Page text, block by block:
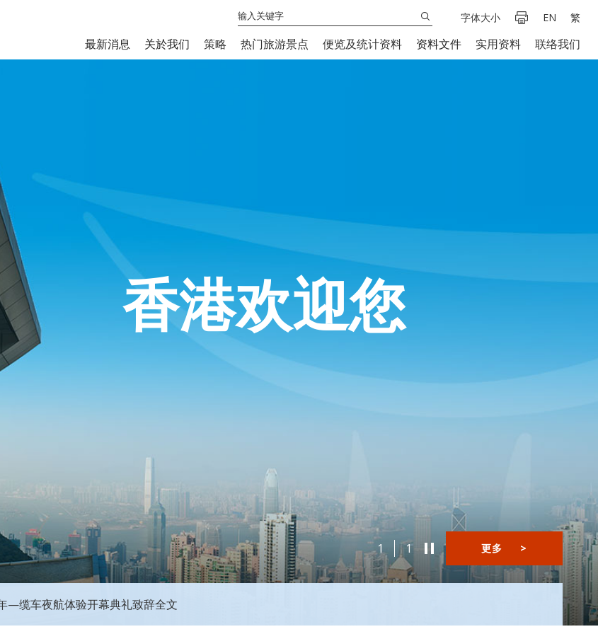
字体大小 EN 繁
最新消息 关於我们 策略 热门旅游景点 便览及统计资料 资料文件 实用资料 联络我们
香港欢迎您
1 1 更多 >
—缆车夜航体验开幕典礼致辞全文